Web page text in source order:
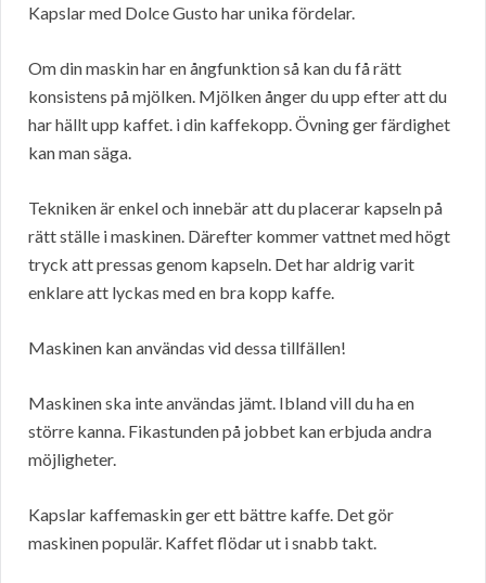
Kapslar med Dolce Gusto har unika fördelar.
Om din maskin har en ångfunktion så kan du få rätt
konsistens på mjölken. Mjölken ånger du upp efter att du
har hällt upp kaffet. i din kaffekopp. Övning ger färdighet
kan man säga.
Tekniken är enkel och innebär att du placerar kapseln på
rätt ställe i maskinen. Därefter kommer vattnet med högt
tryck att pressas genom kapseln. Det har aldrig varit
enklare att lyckas med en bra kopp kaffe.
Maskinen kan användas vid dessa tillfällen!
Maskinen ska inte användas jämt. Ibland vill du ha en
större kanna. Fikastunden på jobbet kan erbjuda andra
möjligheter.
Kapslar kaffemaskin ger ett bättre kaffe. Det gör
maskinen populär. Kaffet flödar ut i snabb takt.